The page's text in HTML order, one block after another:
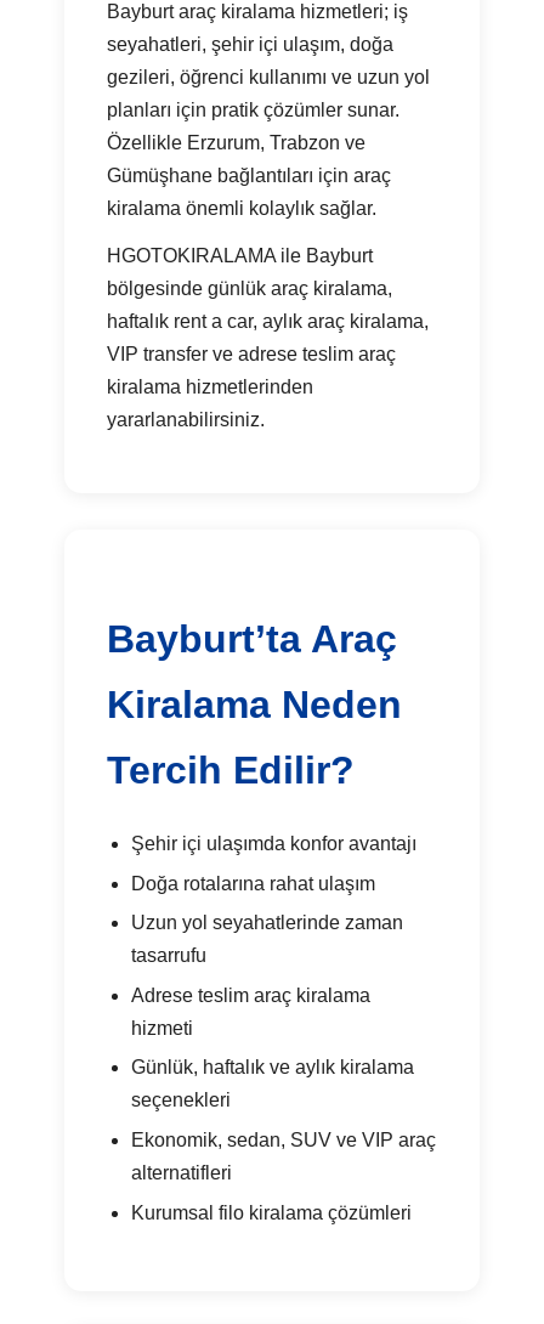
Bayburt araç kiralama hizmetleri; iş
seyahatleri, şehir içi ulaşım, doğa
gezileri, öğrenci kullanımı ve uzun yol
planları için pratik çözümler sunar.
Özellikle Erzurum, Trabzon ve
Gümüşhane bağlantıları için araç
kiralama önemli kolaylık sağlar.
HGOTOKIRALAMA ile Bayburt
bölgesinde günlük araç kiralama,
haftalık rent a car, aylık araç kiralama,
VIP transfer ve adrese teslim araç
kiralama hizmetlerinden
yararlanabilirsiniz.
Bayburt’ta Araç
Kiralama Neden
Tercih Edilir?
Şehir içi ulaşımda konfor avantajı
Doğa rotalarına rahat ulaşım
Uzun yol seyahatlerinde zaman
tasarrufu
Adrese teslim araç kiralama
hizmeti
Günlük, haftalık ve aylık kiralama
seçenekleri
Ekonomik, sedan, SUV ve VIP araç
alternatifleri
Kurumsal filo kiralama çözümleri